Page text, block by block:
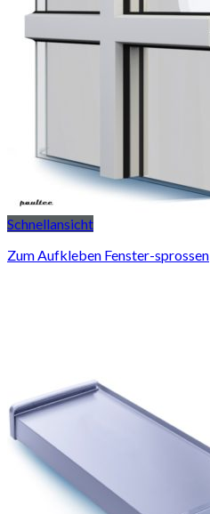
Schnellansicht
Zum Aufkleben Fenster-sprossen